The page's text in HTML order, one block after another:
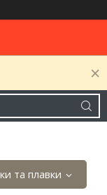
та плавки